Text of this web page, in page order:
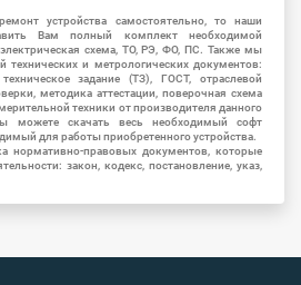
устройства самостоятельно, то наши
Вам полный комплект необходимой
схема, ТО, РЭ, ФО, ПС. Также мы
технических и метрологических документов:
задание (ТЗ), ГОСТ, отраслевой
методика аттестации, поверочная схема
техники от производителя данного
можете скачать весь необходимый софт
для работы приобретенного устройства.
нормативно-правовых документов, которые
закон, кодекс, постановление, указ,